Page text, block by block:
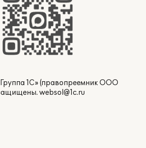
1С» (правопреемник ООО
websol@1c.ru